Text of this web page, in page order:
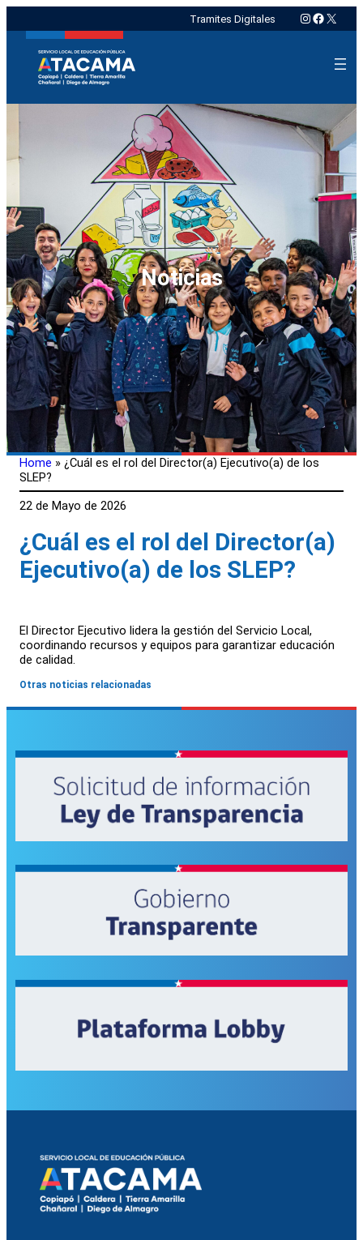
Tramites Digitales Instagram
X
Noticias
Home » ¿Cuál es el rol del Director(a) Ejecutivo(a) de los
SLEP?
22 de Mayo de 2026
¿Cuál es el rol del Director(a)
Ejecutivo(a) de los SLEP?
El Director Ejecutivo lidera la gestión del Servicio Local,
coordinando recursos y equipos para garantizar educación
de calidad.
Otras noticias relacionadas